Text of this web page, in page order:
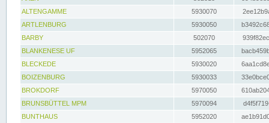
ALTENGAMME
5930070
ARTLENBURG
5930050
BARBY
502070
BLANKENESE UF
5952065
BLECKEDE
5930020
BOIZENBURG
5930033
BROKDORF
5970050
BRUNSBÜTTEL MPM
5970094
BUNTHAUS
5952020